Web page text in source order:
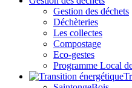
Gestion des déchets
Déchèteries
Les collectes
Compostage
Eco-gestes
Programme Local